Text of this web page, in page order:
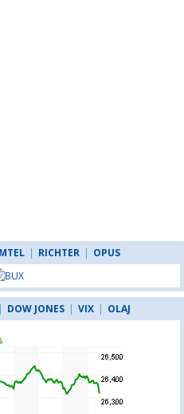
MTEL | RICHTER | OPUS
| DOW JONES | VIX | OLAJ